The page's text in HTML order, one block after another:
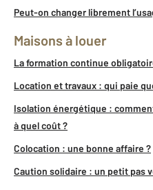
Peut-on changer librement
Maisons à louer
La formation continue
Location et travaux : qui paie
Isolation énergétique :
à quel coût ?
Colocation : une bonne affaire ?
Caution solidaire : un petit pas